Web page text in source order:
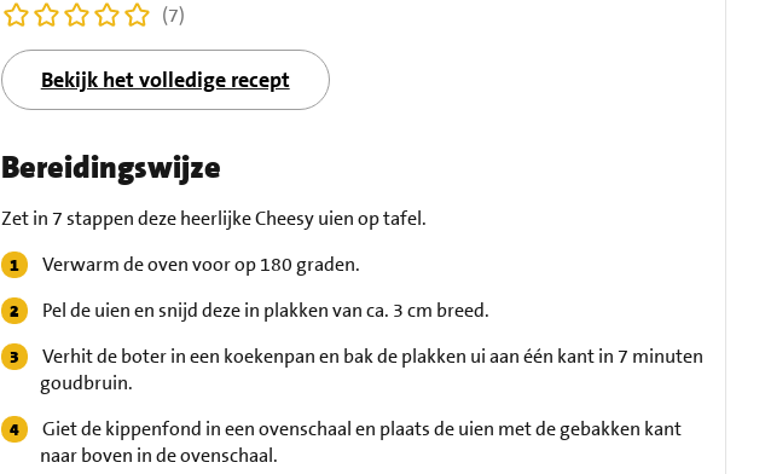
(7)
Bekijk het volledige recept
Bereidingswijze
Zet in 7 stappen deze heerlijke Cheesy uien op tafel.
Verwarm de oven voor op 180 graden.
Pel de uien en snijd deze in plakken van ca. 3 cm breed.
Verhit de boter in een koekenpan en bak de plakken ui aan één kant in 7 minuten
goudbruin.
Giet de kippenfond in een ovenschaal en plaats de uien met de gebakken kant
naar boven in de ovenschaal.